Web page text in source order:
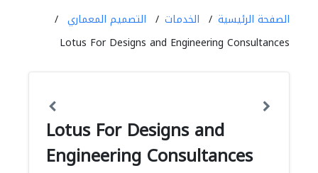
الصفحة الرئيسية الخدمات
التصميم المعماري
Lotus For Designs and Engineering Consultances
Lotus For Designs and
Engineering Consultances